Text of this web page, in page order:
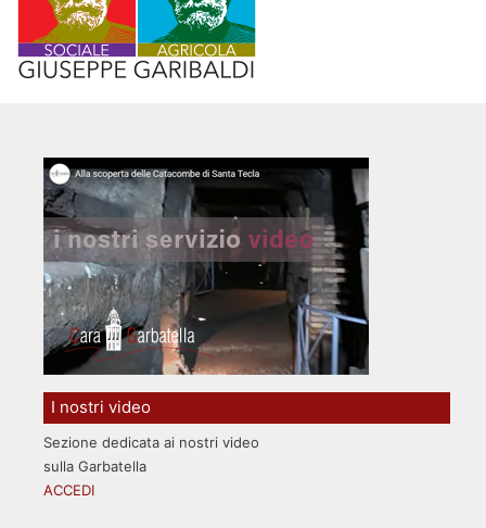
I nostri video
Sezione dedicata ai nostri video
sulla Garbatella
ACCEDI